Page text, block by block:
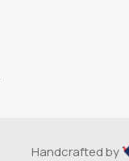
Handcrafted by